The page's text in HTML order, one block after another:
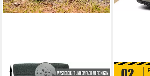
CLIMBR ATHLIX